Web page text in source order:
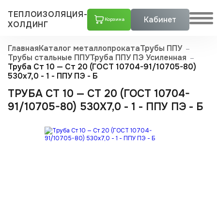
ТЕПЛОИЗОЛЯЦИЯ-
ХОЛДИНГ
Корзина Кабинет
ГлавнаяКаталог металлопрокатаТрубы ППУ
Трубы стальные ППУТруба ППУ ПЭ Усиленная
Труба Ст 10 — Ст 20 (ГОСТ 10704-91/10705-80)
530x7,0 - 1 - ППУ ПЭ - Б
ТРУБА СТ 10 — СТ 20 (ГОСТ 10704-
91/10705-80) 530X7,0 - 1 - ППУ ПЭ - Б